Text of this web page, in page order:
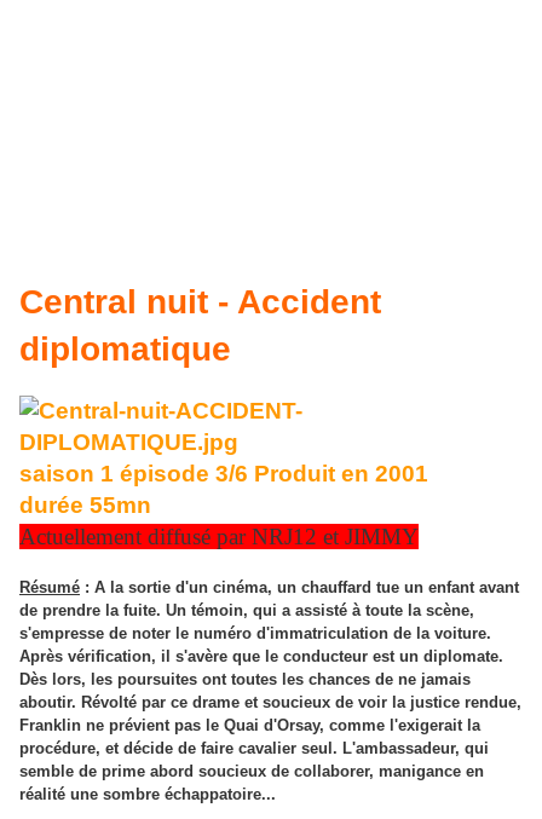
Central nuit - Accident
diplomatique
saison 1 épisode 3/6 Produit en 2001
durée 55mn
Actuellement diffusé par NRJ12 et JIMMY
Résumé : A la sortie d'un cinéma, un chauffard tue un enfant avant
de prendre la fuite. Un témoin, qui a assisté à toute la scène,
s'empresse de noter le numéro d'immatriculation de la voiture.
Après vérification, il s'avère que le conducteur est un diplomate.
Dès lors, les poursuites ont toutes les chances de ne jamais
aboutir. Révolté par ce drame et soucieux de voir la justice rendue,
Franklin ne prévient pas le Quai d'Orsay, comme l'exigerait la
procédure, et décide de faire cavalier seul. L'ambassadeur, qui
semble de prime abord soucieux de collaborer, manigance en
réalité une sombre échappatoire...